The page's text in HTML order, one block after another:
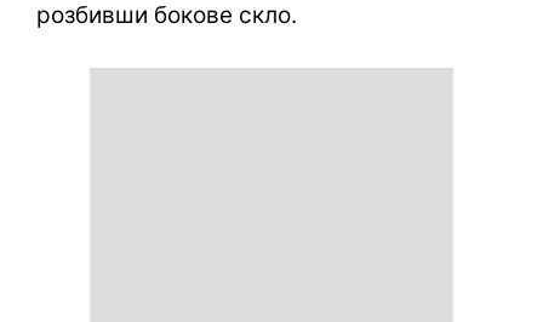
розбивши бокове скло.